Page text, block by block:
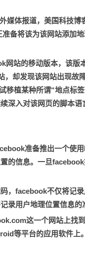
媒体报道，美国科技
备将该为该网站添加
站的移动版本，该版
，却发现该网站出现故
移植某种所谓“地点标
深入对该网页的脚本
准备推出一个使
的信息。一旦
，facebook不仅将记
录用户地理位置信息的
这一个网站上找
等平台的应用软件上